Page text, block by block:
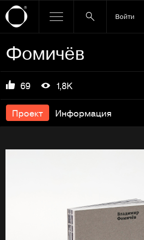
Войти
Фомичёв
69 1,8K
Проект Информация